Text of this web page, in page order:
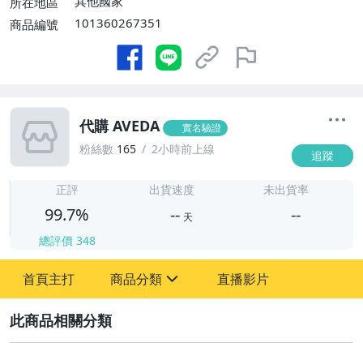
商品編號
101360267351
代購 AVEDA 實名驗證
粉絲數 165 2小時前上線 追蹤
正評
99.7%
總評價 348
出貨速度
-- 天
未出貨率
--
首頁主打 商品分類 直播影片